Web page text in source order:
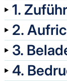
1.
2.
3.
4.